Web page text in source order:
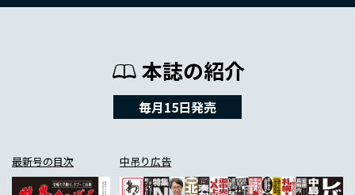
本誌の紹介
毎月15日発売
最新号の目次 中吊り広告